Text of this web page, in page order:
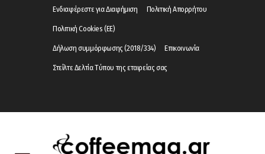
Ενδιαφέρεστε για Διαφήμιση Πολιτική Απορρήτου
Πολιτική Cookies (ΕΕ)
Δήλωση συμμόρφωσης (2018/334) Επικοινωνία
Στείλτε Δελτία Τύπου της εταιρείας σας